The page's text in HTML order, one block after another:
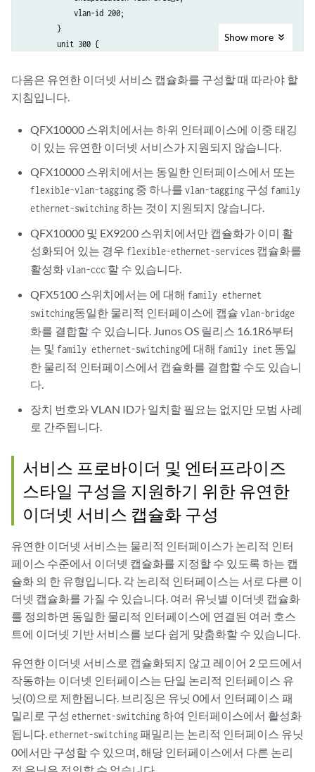
            vlan-id 200;
        }
        unit 300 {
                interface-mode trunk;
                vlan members 300;
            }
    }
Show more
다음은 유연한 이더넷 서비스 캡슐화를 구성할 때 따라야 할
지침입니다.
QFX10000 스위치에서는 하위 인터페이스에 이중 태깅
이 있는 유연한 이더넷 서비스가 지원되지 않습니다.
QFX10000 스위치에서는 동일한 인터페이스에서 또는
flexible-vlan-tagging 중 하나를vlan-tagging 구성 family
ethernet-switching하는 것이 지원되지 않습니다.
QFX10000 및 EX9200 스위치에서만 캡슐화가 이미 활
성화되어 있는 경우 flexible-ethernet-services 캡슐화를
활성화vlan-ccc 할 수 있습니다.
QFX5100 스위치에서는 에 대해 family ethernet
switching동일한 물리적 인터페이스에 캡슐vlan-bridge
화를 결합할 수 있습니다. Junos OS 릴리스 16.1R6부터
는 및 family ethernet-switching에 대해 family inet 동일
한 물리적 인터페이스에서 캡슐화를 결합할 수도 있습니
다.
장치 번호와 VLAN ID가 일치할 필요는 없지만 모범 사례
로 간주됩니다.
서비스 프로바이더 및 엔터프라이즈
스타일 구성을 지원하기 위한 유연한
이더넷 서비스 캡슐화 구성
유연한 이더넷 서비스는 물리적 인터페이스가 논리적 인터
페이스 수준에서 이더넷 캡슐화를 지정할 수 있도록 하는 캡
슐화 의 한 유형입니다. 각 논리적 인터페이스는 서로 다른 이
더넷 캡슐화를 가질 수 있습니다. 여러 유닛별 이더넷 캡슐화
를 정의하면 동일한 물리적 인터페이스에 연결된 여러 호스
트에 이더넷 기반 서비스를 보다 쉽게 맞춤화할 수 있습니다.
유연한 이더넷 서비스로 캡슐화되지 않고 레이어 2 모드에서
작동하는 이더넷 인터페이스는 단일 논리적 인터페이스 유
닛(0)으로 제한됩니다. 브리징은 유닛 0에서 인터페이스 패
밀리로 구성 ethernet-switching하여 인터페이스에서 활성화
됩니다.ethernet-switching패밀리는 논리적 인터페이스 유닛
0에서만 구성할 수 있으며, 해당 인터페이스에서 다른 논리